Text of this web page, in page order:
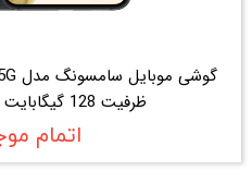
ظرفیت 128 گیگابایت و رم 8 گیگابایت
اتمام